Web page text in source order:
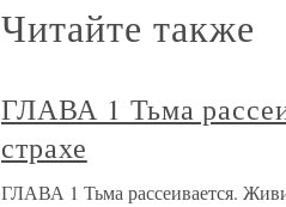
Читайте также
ГЛАВА 1 Тьма
страхе
ГЛАВА 1 Тьма рассеивается.